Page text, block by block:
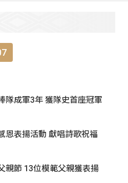
隊成軍3年 獲隊史首座冠軍
恩表揚活動 獻唱詩歌祝福
親節 13位模範父親獲表揚